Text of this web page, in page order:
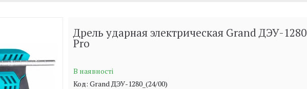
Дрель ударная электрическая Grand ДЭУ-1280
Pro
В наявності
Код: Grand ДЭУ-1280_(24/00)